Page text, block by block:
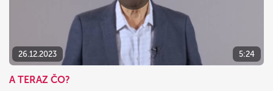
26.12.2023 5:24
A TERAZ ČO?